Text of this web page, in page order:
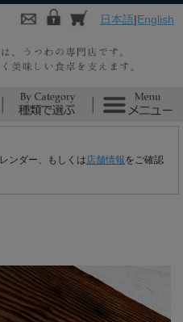
日本語|English
ンダー、もしくは 店舗情報をご確認